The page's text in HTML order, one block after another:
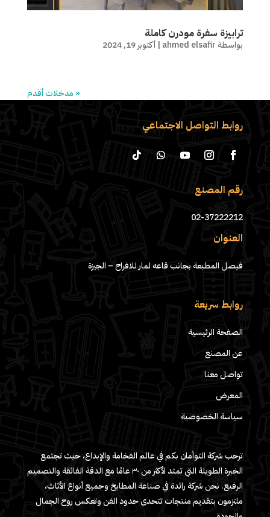
ترابيزة سفرة مودرن كاملة
بواسطة ahmed elsafir
| أكتوبر 19, 2024
« مدخلات أقدم
روابط التواصل الاجتماعي
رقم المصنع
02-37222212
العنوان
فيصل المطبعة بجانب قاعه لمار للافراح – الجيزة
روابط سريعة
الصفحة الرئيسية
عن المصنع
تواصل معنا
المعرض
سياسة الخصوصية
ترحب شركة التوأمان بكم في عالم الفخامة والإبداع، حيث تجتمع
الخبرة الطويلة التي تمتد لأكثر من ٣٠ عامًا مع الدقة الفائقة والتصميم
الرفيع. نحن شركة رائدة في صناعة المطابخ وجميع أنواع الأثاث،
ملتزمون بتقديم منتجات تتحدى حدود الفن وتعكس روح الجمال